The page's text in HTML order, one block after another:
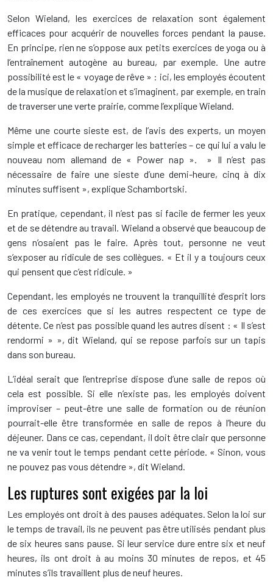
Selon Wieland, les exercices de relaxation sont également
efficaces pour acquérir de nouvelles forces pendant la pause.
En principe, rien ne s’oppose aux petits exercices de yoga ou à
l’entraînement autogène au bureau, par exemple. Une autre
possibilité est le « voyage de rêve » : ici, les employés écoutent
de la musique de relaxation et s’imaginent, par exemple, en train
de traverser une verte prairie, comme l’explique Wieland.
Même une courte sieste est, de l’avis des experts, un moyen
simple et efficace de recharger les batteries – ce qui lui a valu le
nouveau nom allemand de « Power nap ». » Il n’est pas
nécessaire de faire une sieste d’une demi-heure, cinq à dix
minutes suffisent », explique Schambortski.
En pratique, cependant, il n’est pas si facile de fermer les yeux
et de se détendre au travail. Wieland a observé que beaucoup de
gens n’osaient pas le faire. Après tout, personne ne veut
s’exposer au ridicule de ses collègues. « Et il y a toujours ceux
qui pensent que c’est ridicule. »
Cependant, les employés ne trouvent la tranquillité d’esprit lors
de ces exercices que si les autres respectent ce type de
détente. Ce n’est pas possible quand les autres disent : « Il s’est
rendormi » », dit Wieland, qui se repose parfois sur un tapis
dans son bureau.
L’idéal serait que l’entreprise dispose d’une salle de repos où
cela est possible. Si elle n’existe pas, les employés doivent
improviser – peut-être une salle de formation ou de réunion
pourrait-elle être transformée en salle de repos à l’heure du
déjeuner. Dans ce cas, cependant, il doit être clair que personne
ne va venir tout le temps pendant cette période. « Sinon, vous
ne pouvez pas vous détendre », dit Wieland.
Les ruptures sont exigées par la loi
Les employés ont droit à des pauses adéquates. Selon la loi sur
le temps de travail, ils ne peuvent pas être utilisés pendant plus
de six heures sans pause. Si leur service dure entre six et neuf
heures, ils ont droit à au moins 30 minutes de repos, et 45
minutes s’ils travaillent plus de neuf heures.